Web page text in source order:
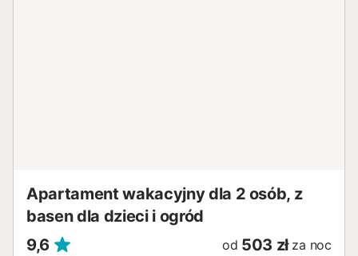
Apartament wakacyjny dla 2 osób, z
basen dla dzieci i ogród
9,6
od 503 zł za noc